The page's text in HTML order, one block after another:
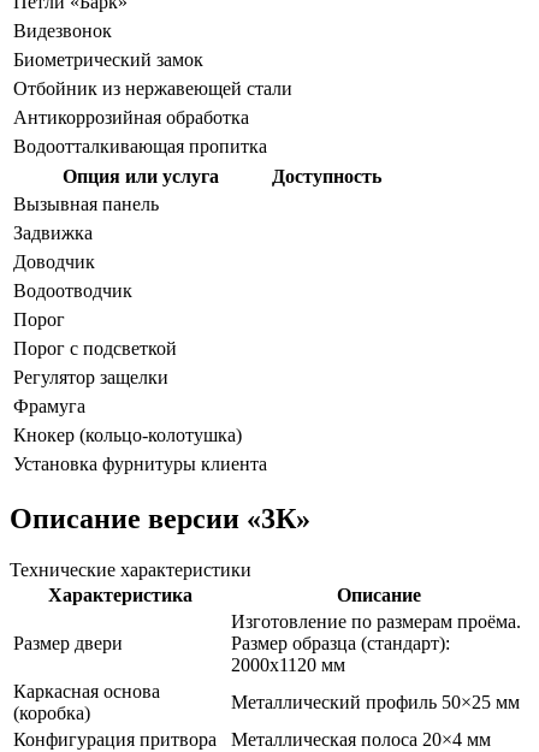
Видезвонок
Биометрический замок
Отбойник из нержавеющей стали
Антикоррозийная обработка
Водоотталкивающая пропитка
Опция или услуга
Доступность
Вызывная панель
Задвижка
Доводчик
Водоотводчик
Порог
Порог с подсветкой
Регулятор защелки
Фрамуга
Кнокер (кольцо-колотушка)
Установка фурнитуры клиента
Описание версии «3К»
Технические характеристики
Характеристика
Описание
Размер двери
Изготовление по размерам проёма.
Размер образца (стандарт):
2000х1120 мм
Каркасная основа
(коробка)
Металлический профиль 50×25 мм
Конфигурация притвора
Металлическая полоса 20×4 мм